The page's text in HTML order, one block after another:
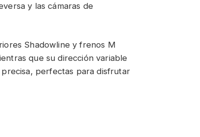
y las cámaras de
Shadowline y frenos M
que su dirección variable
perfectas para disfrutar